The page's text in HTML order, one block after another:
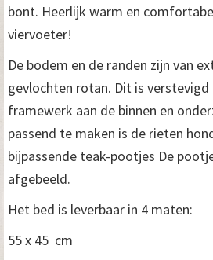
a
l
bont. Heerlijk warm en
viervoeter!
De bodem en de randen zijn van
gevlochten rotan. Dit is
framewerk aan de binnen en
passend te maken is de rieten
bijpassende teak-pootjes De
afgebeeld.
Het bed is leverbaar in 4 maten:
55 x 45 cm